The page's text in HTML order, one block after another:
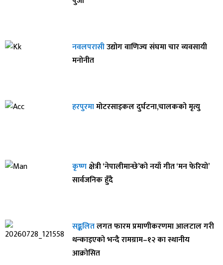
नवलपरासीउद्योग वाणिज्य संघमा चार व्यवसायी
मनोनीत
हरपुरमामोटरसाइकल दुर्घटना,चालकको मृत्यु
कृष्णक्षेत्री ‘नेपालीमान्छे’को नयाँ गीत ‘मन फेरियो’
सार्वजनिक हुँदै
सङ्कलितलगत फारम प्रमाणीकरणमा आलटाल गरी
थन्काइएको भन्दै रामग्राम–१२ का स्थानीय
आक्रोसित